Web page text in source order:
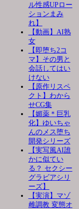
ル性感UPロー
ションまみ
れ】
【動画】AI熟
女
【即堕ち2コ
マ】その男と
会話してはい
けない
【原作リスペ
クト】わから
せCG集
【媚薬＊巨乳
化】ゆいちゃ
んのメス堕ち
開発シリーズ
【実写風AI誰
かに似てい
る？ セクシー
グラビアシリ
ーズ】
【実演】マゾ
雌調教 変態オ